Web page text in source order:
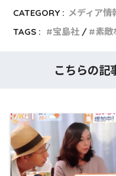
CATEGORY : メディア情
TAGS :
宝島社 素敵
こちらの記